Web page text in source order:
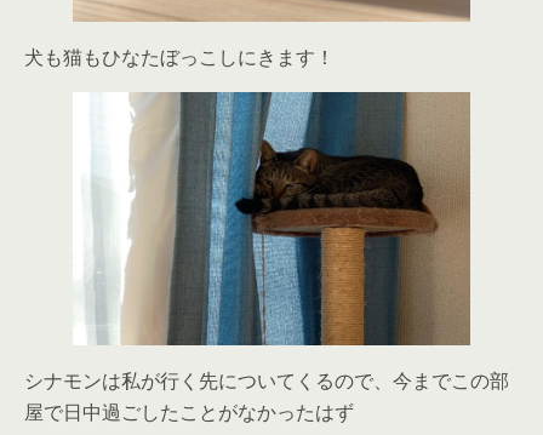
犬も猫もひなたぼっこしにきます！
シナモンは私が行く先についてくるので、今までこの部
屋で日中過ごしたことがなかったはず